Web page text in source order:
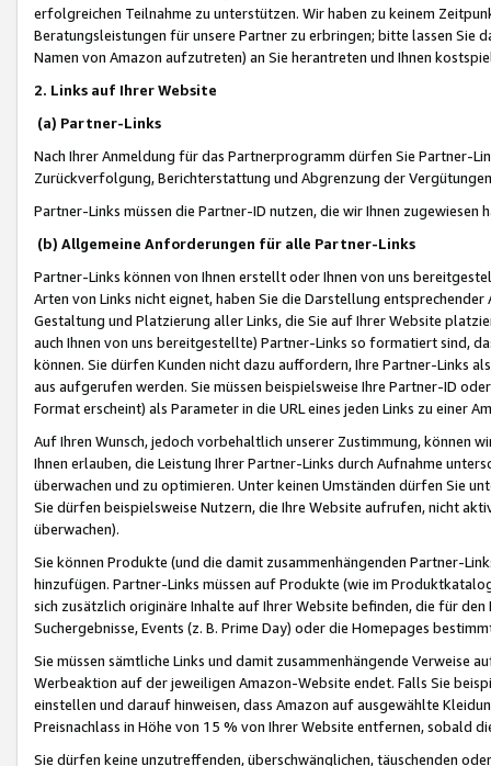
erfolgreichen Teilnahme zu unterstützen. Wir haben zu keinem
Beratungsleistungen für unsere Partner zu erbringen; bitte lassen Sie
Namen von Amazon aufzutreten) an Sie herantreten und Ihnen
2. Links auf Ihrer Website
(a) Partner-Links
Nach Ihrer Anmeldung für das Partnerprogramm dürfen Sie Partner-
Zurückverfolgung, Berichterstattung und Abgrenzung der
Partner-Links müssen die Partner-ID nutzen, die wir Ihnen zugewiesen
(b) Allgemeine Anforderungen für alle Partner-Links
Partner-Links können von Ihnen erstellt oder Ihnen von uns
Arten von Links nicht eignet, haben Sie die Darstellung
Gestaltung und Platzierung aller Links, die Sie auf Ihrer Website
auch Ihnen von uns bereitgestellte) Partner-Links so formatiert sind,
können. Sie dürfen Kunden nicht dazu auffordern, Ihre Partner-Links
aus aufgerufen werden. Sie müssen beispielsweise Ihre Partner-ID
Format erscheint) als Parameter in die URL eines jeden Links zu einer
Auf Ihren Wunsch, jedoch vorbehaltlich unserer Zustimmung, können
Ihnen erlauben, die Leistung Ihrer Partner-Links durch Aufnahme
überwachen und zu optimieren. Unter keinen Umständen dürfen Sie
Sie dürfen beispielsweise Nutzern, die Ihre Website aufrufen, nicht
überwachen).
Sie können Produkte (und die damit zusammenhängenden Partner-
hinzufügen. Partner-Links müssen auf Produkte (wie im
sich zusätzlich originäre Inhalte auf Ihrer Website befinden, die für
Suchergebnisse, Events (z. B. Prime Day) oder die Homepages
Sie müssen sämtliche Links und damit zusammenhängende
Werbeaktion auf der jeweiligen Amazon-Website endet. Falls Sie
einstellen und darauf hinweisen, dass Amazon auf ausgewählte
Preisnachlass in Höhe von 15 % von Ihrer Website entfernen, sobald
Sie dürfen keine unzutreffenden, überschwänglichen, täuschenden